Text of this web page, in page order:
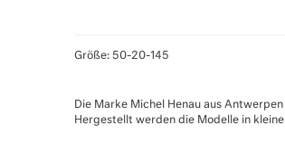
Größe: 50-20-145
Die Marke Michel Henau aus
Hergestellt werden die Modelle in